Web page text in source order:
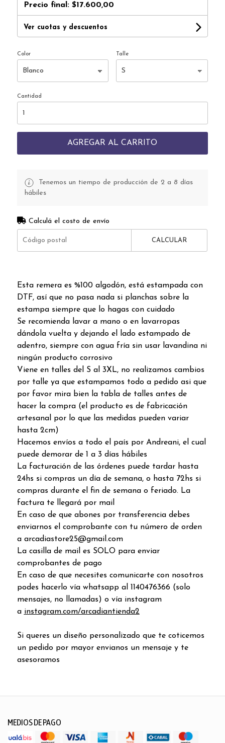
Precio final: $17.600,00
Ver cuotas y descuentos
Color Talle
Cantidad
AGREGAR AL CARRITO
Tenemos un tiempo de producción de 2 a 8 días
hábiles
Calculá el costo de envío
CALCULAR
Esta remera es %100 algodón, está estampada con
DTF, así que no pasa nada si planchas sobre la
estampa siempre que lo hagas con cuidado
Se recomienda lavar a mano o en lavarropas
dándola vuelta y dejando el lado estampado de
adentro, siempre con agua fría sin usar lavandina ni
ningún producto corrosivo
Viene en talles del S al 3XL, no realizamos cambios
por talle ya que estampamos todo a pedido asi que
por favor mira bien la tabla de talles antes de
hacer la compra (el producto es de fabricación
artesanal por lo que las medidas pueden variar
hasta 2cm)
Hacemos envíos a todo el país por Andreani, el cual
puede demorar de 1 a 3 días hábiles
La facturación de las órdenes puede tardar hasta
24hs si compras un día de semana, o hasta 72hs si
compras durante el fin de semana o feriado. La
factura te llegará por mail
En caso de que abones por transferencia debes
enviarnos el comprobante con tu número de orden
a arcadiastore25@gmail.com
La casilla de mail es SOLO para enviar
comprobantes de pago
En caso de que necesites comunicarte con nosotros
podes hacerlo vía whatsapp al 1140476366 (solo
mensajes, no llamadas) o vía instagram
a instagram.com/arcadiantienda2
Si queres un diseño personalizado que te coticemos
un pedido por mayor envianos un mensaje y te
asesoramos
MEDIOS DE PAGO